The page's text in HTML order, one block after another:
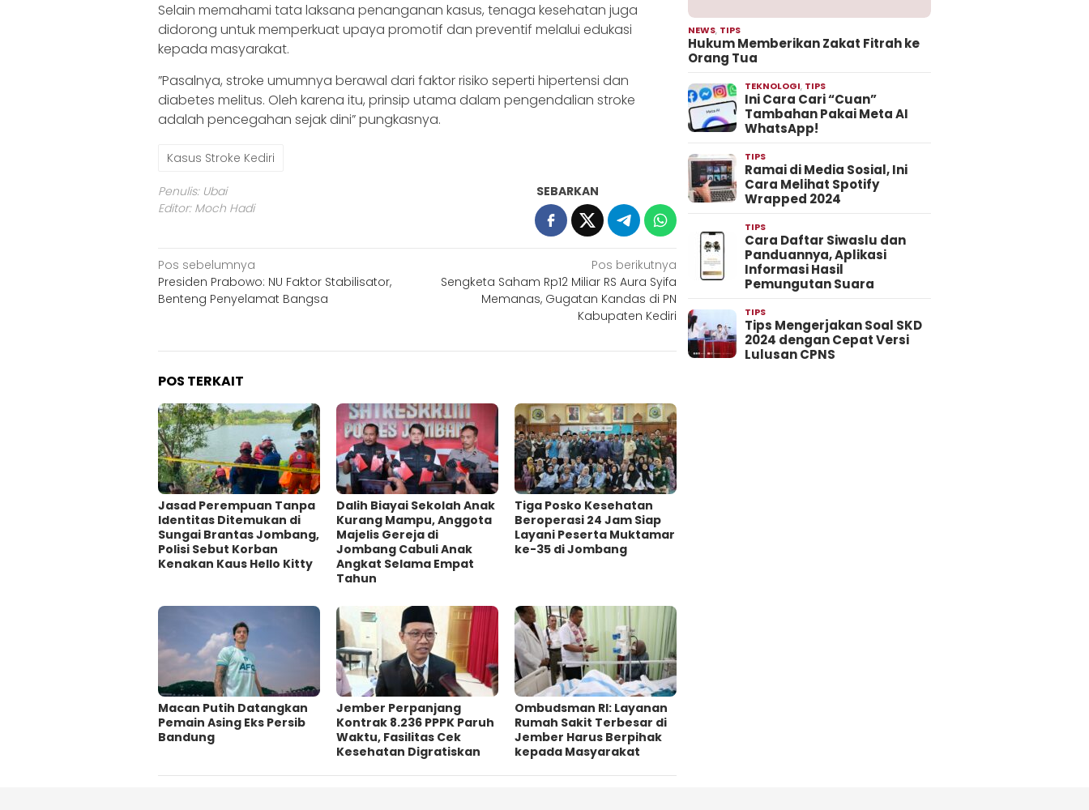
‎Selain memahami tata laksana penanganan kasus, tenaga kesehatan juga
didorong untuk memperkuat upaya promotif dan preventif melalui edukasi
kepada masyarakat.
‎‎”Pasalnya, stroke umumnya berawal dari faktor risiko seperti hipertensi dan
diabetes melitus. Oleh karena itu, prinsip utama dalam pengendalian stroke
adalah pencegahan sejak dini” pungkasnya.
Kasus Stroke Kediri
Penulis: Ubai
Editor: Moch Hadi
SEBARKAN
Navigasi
pos
Pos sebelumnya
‎Presiden Prabowo: NU Faktor Stabilisator,
Benteng Penyelamat Bangsa
Pos berikutnya
Sengketa Saham Rp12 Miliar RS Aura Syifa
Memanas, Gugatan Kandas di PN
Kabupaten Kediri
POS TERKAIT
Jasad Perempuan Tanpa
Identitas Ditemukan di
Sungai Brantas Jombang,
Polisi Sebut Korban
Kenakan Kaus Hello Kitty
Dalih Biayai Sekolah Anak
Kurang Mampu, Anggota
Majelis Gereja di
Jombang Cabuli Anak
Angkat Selama Empat
Tahun
Tiga Posko Kesehatan
Beroperasi 24 Jam Siap
Layani Peserta Muktamar
ke-35 di Jombang
Macan Putih Datangkan
Pemain Asing Eks Persib
Bandung
Jember Perpanjang
Kontrak 8.236 PPPK Paruh
Waktu, Fasilitas Cek
Kesehatan Digratiskan
Ombudsman RI: Layanan
Rumah Sakit Terbesar di
Jember Harus Berpihak
kepada Masyarakat
NEWS, TIPS
Hukum Memberikan Zakat Fitrah ke
Orang Tua
TEKNOLOGI, TIPS
Ini Cara Cari “Cuan”
Tambahan Pakai Meta AI
WhatsApp!
TIPS
Ramai di Media Sosial, Ini
Cara Melihat Spotify
Wrapped 2024
TIPS
Cara Daftar Siwaslu dan
Panduannya, Aplikasi
Informasi Hasil
Pemungutan Suara
TIPS
Tips Mengerjakan Soal SKD
2024 dengan Cepat Versi
Lulusan CPNS